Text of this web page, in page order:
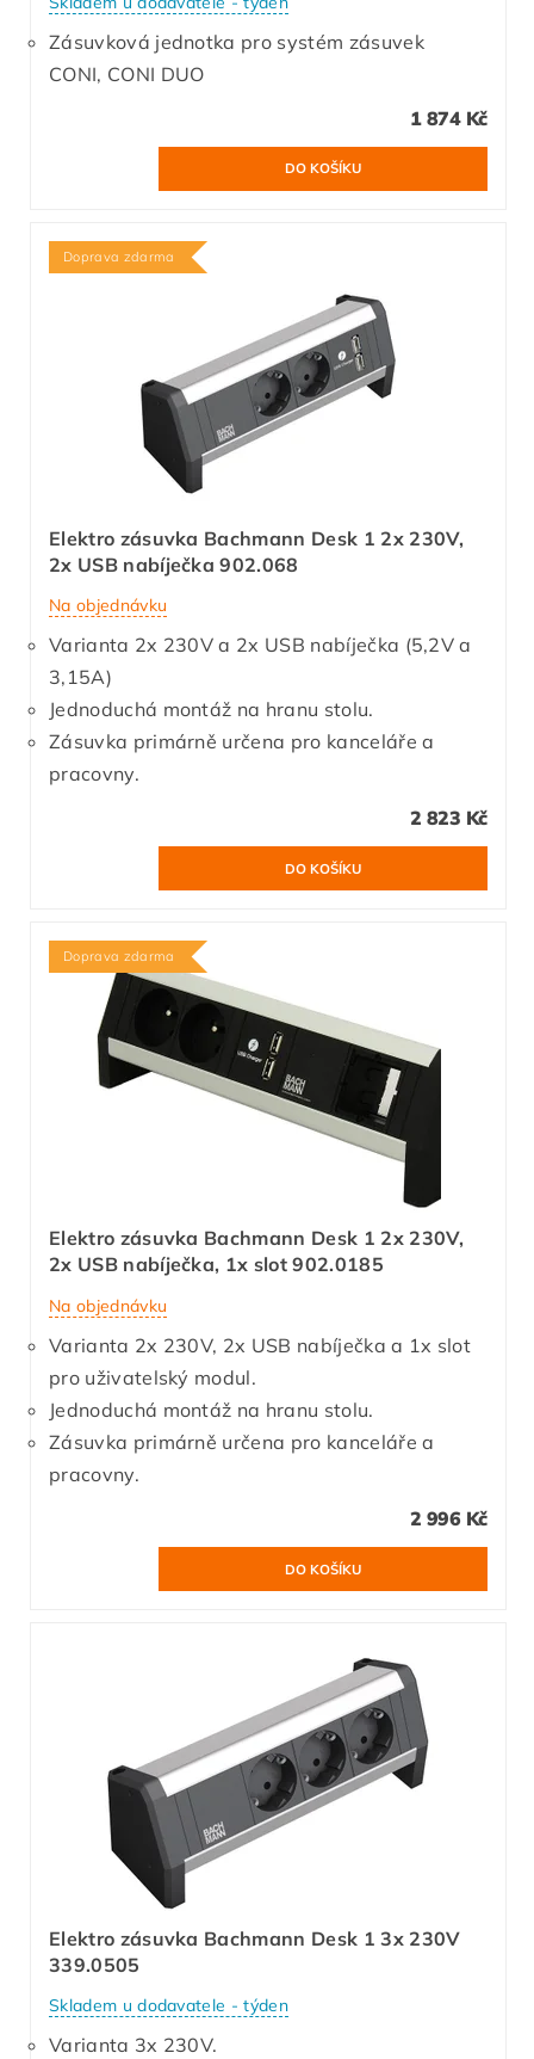
Zásuvková jednotka pro systém zásuvek
CONI, CONI DUO
1 874 Kč
Doprava zdarma
Elektro zásuvka Bachmann Desk 1 2x 230V,
2x USB nabíječka 902.068
Na objednávku
Varianta 2x 230V a 2x USB nabíječka (5,2V a
3,15A)
Jednoduchá montáž na hranu stolu.
Zásuvka primárně určena pro kanceláře a
pracovny.
2 823 Kč
Doprava zdarma
Elektro zásuvka Bachmann Desk 1 2x 230V,
2x USB nabíječka, 1x slot 902.0185
Na objednávku
Varianta 2x 230V, 2x USB nabíječka a 1x slot
pro uživatelský modul.
Jednoduchá montáž na hranu stolu.
Zásuvka primárně určena pro kanceláře a
pracovny.
2 996 Kč
Elektro zásuvka Bachmann Desk 1 3x 230V
339.0505
Skladem u dodavatele - týden
Varianta 3x 230V.